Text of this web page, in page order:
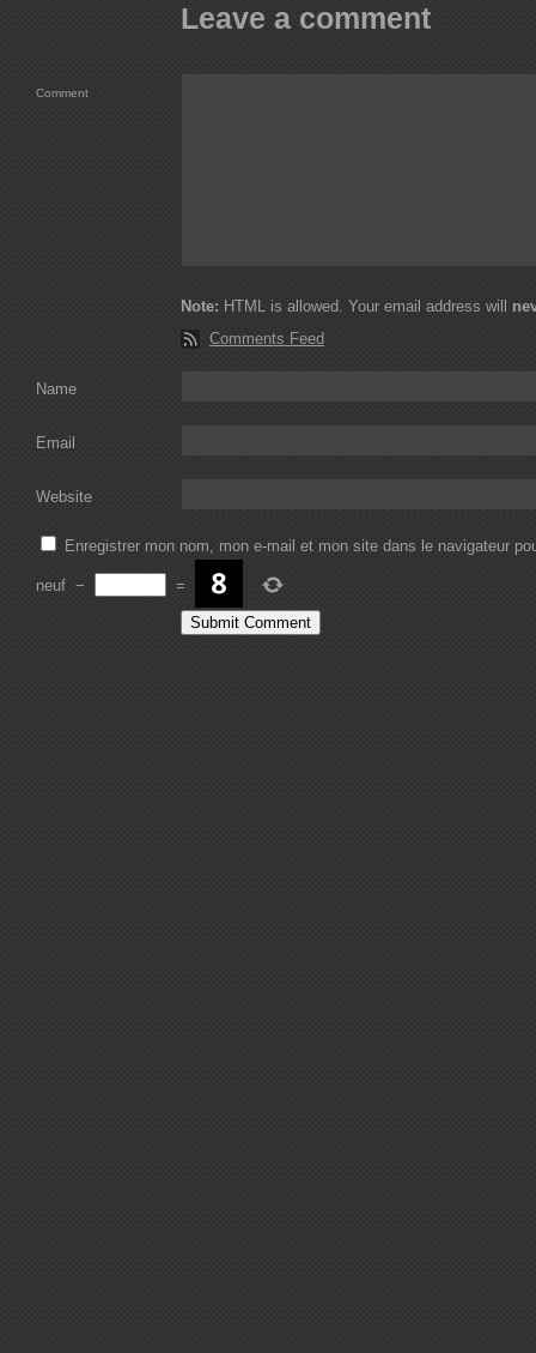
Leave a comment
Comment
Note: HTML is allowed. Your email address will
Comments Feed
Name
Email
Website
Enregistrer mon nom, mon e-mail et mon site dans le navigateur
neuf − =